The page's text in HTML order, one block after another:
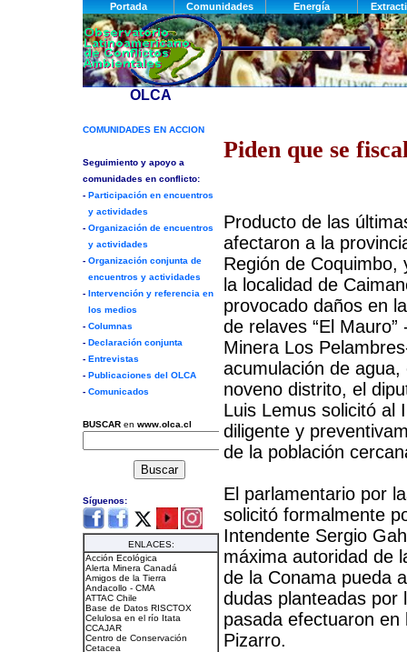
Piden que se
Producto de las
afectaron a la
Región de Coquimbo,
la localidad de
provocado daños en
de relaves “El
Minera Los
acumulación de
noveno distrito, el
Luis Lemus solicitó al
diligente y
de la población
El parlamentario por
solicitó formalmente
Intendente Sergio
máxima autoridad de
de la Conama pueda
dudas planteadas por
pasada efectuaron
Pizarro.